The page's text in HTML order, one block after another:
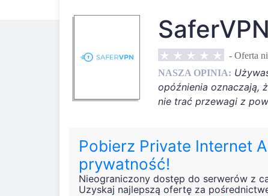
- Oferta
NASZA OPINIA:
opóźnienia oznaczają,
nie trać przewagi z
Pobierz Private Internet
prywatność!
Nieograniczony dostęp do serwerów z
Uzyskaj najlepszą ofertę za